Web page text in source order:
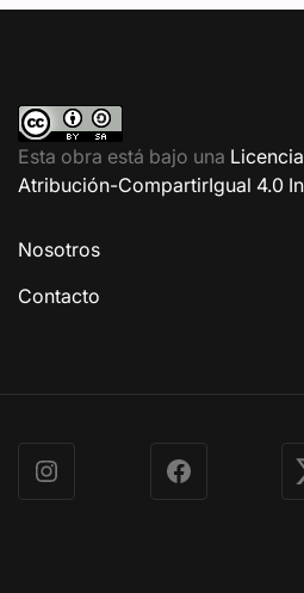
Esta obra está bajo una
Atribución-CompartirIgual 4.0
Nosotros
Contacto
Instagram Facebook